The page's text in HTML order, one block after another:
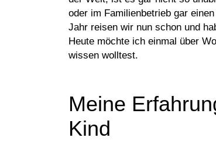
oder im Familienbetrieb gar
Jahr reisen wir nun schon und
Heute möchte ich einmal über
wissen wolltest.
Meine
Kind